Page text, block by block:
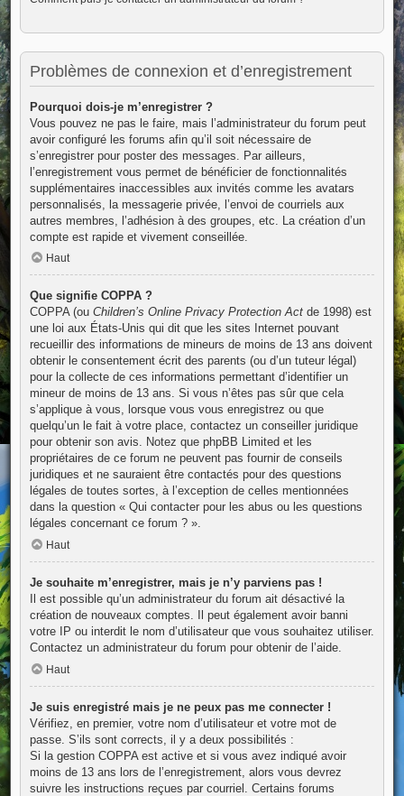
Problèmes de connexion et d’enregistrement
Pourquoi dois-je m’enregistrer ?
Vous pouvez ne pas le faire, mais l’administrateur du forum peut
avoir configuré les forums afin qu’il soit nécessaire de
s’enregistrer pour poster des messages. Par ailleurs,
l’enregistrement vous permet de bénéficier de fonctionnalités
supplémentaires inaccessibles aux invités comme les avatars
personnalisés, la messagerie privée, l’envoi de courriels aux
autres membres, l’adhésion à des groupes, etc. La création d’un
compte est rapide et vivement conseillée.
Haut
Que signifie COPPA ?
COPPA (ou Children’s Online Privacy Protection Actde 1998) est
une loi aux États-Unis qui dit que les sites Internet pouvant
recueillir des informations de mineurs de moins de 13 ans doivent
obtenir le consentement écrit des parents (ou d’un tuteur légal)
pour la collecte de ces informations permettant d’identifier un
mineur de moins de 13 ans. Si vous n’êtes pas sûr que cela
s’applique à vous, lorsque vous vous enregistrez ou que
quelqu’un le fait à votre place, contactez un conseiller juridique
pour obtenir son avis. Notez que phpBB Limited et les
propriétaires de ce forum ne peuvent pas fournir de conseils
juridiques et ne sauraient être contactés pour des questions
légales de toutes sortes, à l’exception de celles mentionnées
dans la question « Qui contacter pour les abus ou les questions
légales concernant ce forum ? ».
Haut
Je souhaite m’enregistrer, mais je n’y parviens pas !
Il est possible qu’un administrateur du forum ait désactivé la
création de nouveaux comptes. Il peut également avoir banni
votre IP ou interdit le nom d’utilisateur que vous souhaitez utiliser.
Contactez un administrateur du forum pour obtenir de l’aide.
Haut
Je suis enregistré mais je ne peux pas me connecter !
Vérifiez, en premier, votre nom d’utilisateur et votre mot de
passe. S’ils sont corrects, il y a deux possibilités :
Si la gestion COPPA est active et si vous avez indiqué avoir
moins de 13 ans lors de l’enregistrement, alors vous devrez
suivre les instructions reçues par courriel. Certains forums